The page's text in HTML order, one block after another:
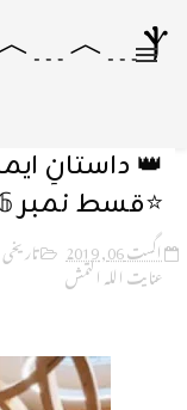
👑 داستانِ
⭐قسط نمبر 𝟞 𝟡⭐🌴
اگست 06, 2019
عنایت اللہ التمش